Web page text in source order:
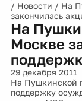
/ Новости / На
закончилась
На
Москве
29 декабря 2011
На Пушкинской
поддержку